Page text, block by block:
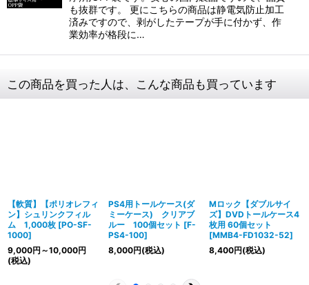
も抜群です。 更にこちらの商品は静電気防止加工
済みですので、剥がしたテープが手に付かず、作
業効率が格段に…
この商品を買った人は、こんな商品も買っています
【軟質】【ポリオレフィ
ン】シュリンクフィル
ム 1,000枚 [PO-SF-
1000]
9,000円 ～10,000円
(税込)
PS4用トールケース(ダ
ミーケース) クリアブ
ルー 100個セット [F-
PS4-100]
8,000円(税込)
Mロック【ダブルサイ
ズ】DVDトールケース4
枚用 60個セット
[MMB4-FD1032-52]
8,400円(税込)